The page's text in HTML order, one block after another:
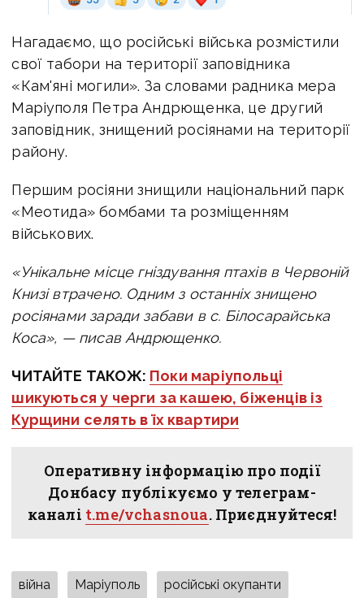
Нагадаємо, що російські війська розмістили
свої табори на території заповідника
«Кам'яні могили». За словами радника мера
Маріуполя Петра Андрющенка, це другий
заповідник, знищений росіянами на території
району.
Першим росіяни знищили національний парк
«Меотида» бомбами та розміщенням
військових.
«Унікальне місце гніздування птахів в Червоній
Книзі втрачено. Одним з останніх знищено
росіянами заради забави в с. Білосарайська
Коса», — писав Андрющенко.
ЧИТАЙТЕ ТАКОЖ: Поки маріупольці
шикуються у черги за кашею, біженців із
Курщини селять в їх квартири
Оперативну інформацію про події
Донбасу публікуємо у телеграм-
каналі t.me/vchasnoua. Приєднуйтеся!
війна Маріуполь російські окупанти